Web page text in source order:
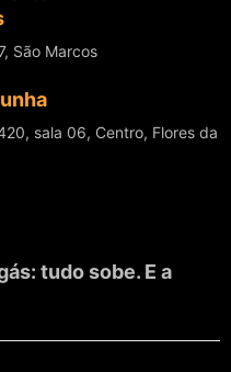
São Marcos
sala 06, Centro, Flores da
tudo sobe. E a